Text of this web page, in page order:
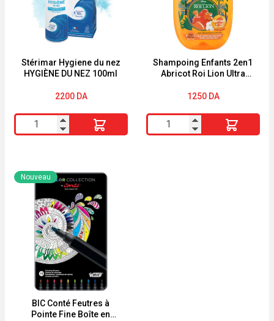
Macadamia
Energie
Stérimar Hygiene du nez
HYGIÈNE DU NEZ 100ml
2200 DA
quantité
de
Hygiene
du
HYGIÈNE
100ml
Shampoing Enfants 2en1
Abricot Roi Lion Ultra
1250 DA
quantité
de
BIC Conté Feutres à
Pointe Fine Boîte en
Nouveau